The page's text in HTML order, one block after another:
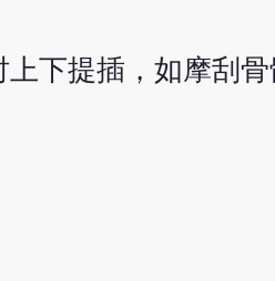
下提插，如摩刮